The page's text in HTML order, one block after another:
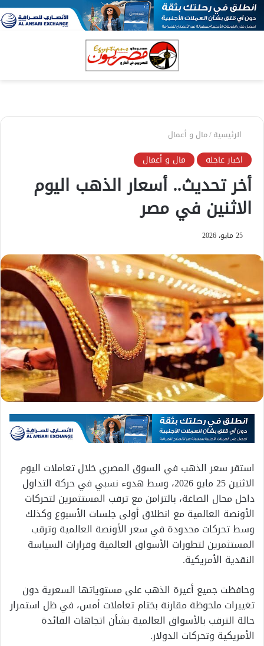
الرئيسية/مال و أعمال
اخبار عاجله مال و أعمال
أخر تحديث.. أسعار الذهب اليوم
الاثنين في مصر
25 مايو، 2026
استقر سعر الذهب في السوق المصري خلال تعاملات اليوم
الاثنين 25 مايو 2026، وسط هدوء نسبي في حركة التداول
داخل محال الصاغة، بالتزامن مع ترقب المستثمرين لتحركات
الأونصة العالمية مع انطلاق أولى جلسات الأسبوع وكذلك
وسط تحركات محدودة في سعر الأونصة العالمية وترقب
المستثمرين لتطورات الأسواق العالمية وقرارات السياسة
النقدية الأمريكية.
وحافظت جميع أعيرة الذهب على مستوياتها السعرية دون
تغييرات ملحوظة مقارنة بختام تعاملات أمس، في ظل استمرار
حالة الترقب بالأسواق العالمية بشأن اتجاهات الفائدة
الأمريكية وتحركات الدولار.